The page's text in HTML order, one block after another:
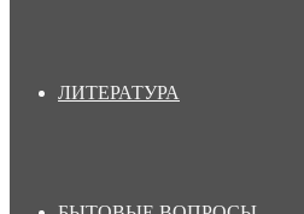
ЛИТЕРАТУРА